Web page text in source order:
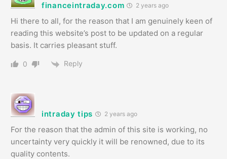
financeintraday.com 2 years ago
Hi there to all, for the reason that I am genuinely keen of
reading this website’s post to be updated on a regular
basis. It carries pleasant stuff.
0 Reply
intraday tips 2 years ago
For the reason that the admin of this site is working, no
uncertainty very quickly it will be renowned, due to its
quality contents.